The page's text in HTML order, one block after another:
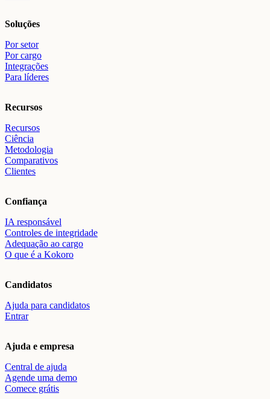
Soluções
Por setor
Por cargo
Integrações
Para líderes
Recursos
Recursos
Ciência
Metodologia
Comparativos
Clientes
Confiança
IA responsável
Controles de integridade
Adequação ao cargo
O que é a Kokoro
Candidatos
Ajuda para candidatos
Entrar
Ajuda e empresa
Central de ajuda
Agende uma demo
Comece grátis